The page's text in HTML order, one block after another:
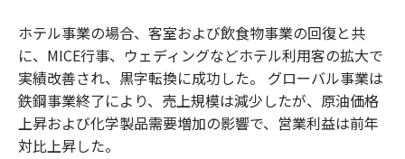
ホテル事業の場合、客室および飲食物事業の回復と共
に、MICE行事、ウェディングなどホテル利用客の拡大で
実績改善され、黒字転換に成功した。 グローバル事業は
鉄鋼事業終了により、売上規模は減少したが、原油価格
上昇および化学製品需要増加の影響で、営業利益は前年
対比上昇した。